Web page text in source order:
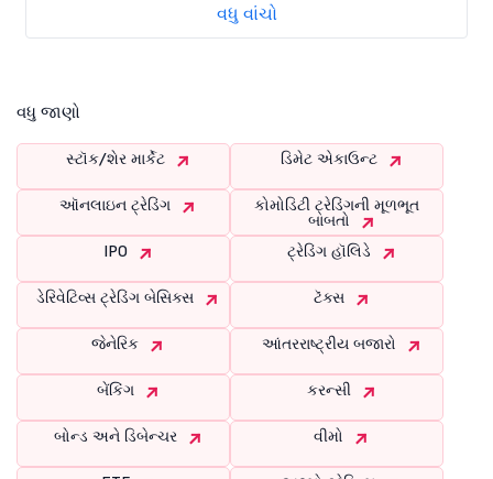
વધુ વાંચો
વધુ જાણો
સ્ટૉક/શેર માર્કેટ ડિમેટ એકાઉન્ટ
ઑનલાઇન ટ્રેડિંગ કોમોડિટી ટ્રેડિંગની મૂળભૂત
બાબતો
IPO
ટ્રેડિંગ હૉલિડે
ડેરિવેટિવ્સ ટ્રેડિંગ બેસિક્સ ટૅક્સ
જેનેરિક આંતરરાષ્ટ્રીય બજારો
બેંકિંગ કરન્સી
બોન્ડ અને ડિબેન્ચર વીમો